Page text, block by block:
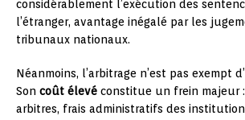
considérablement l’exécution des
l’étranger, avantage inégalé par les
tribunaux nationaux.
Néanmoins, l’arbitrage n’est pas exempt
Son coût élevé constitue un frein majeur
arbitres, frais administratifs des